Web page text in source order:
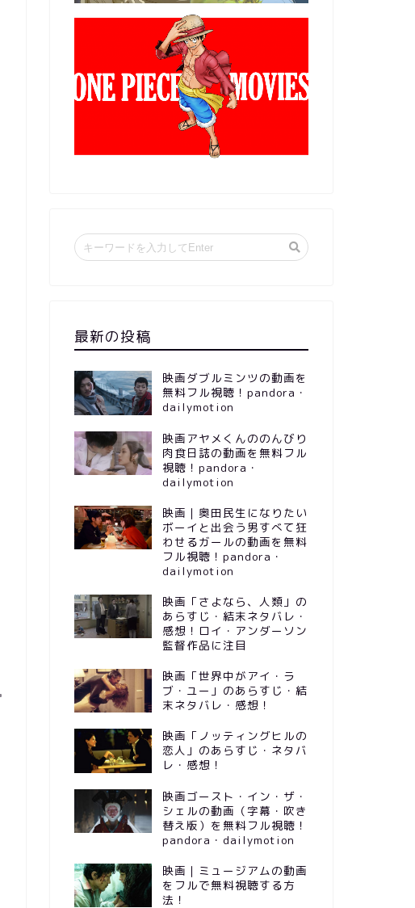
最新の投稿
映画ダブルミンツの動画を
無料フル視聴！pandora・
dailymotion
映画アヤメくんののんびり
肉食日誌の動画を無料フル
視聴！pandora・
dailymotion
映画｜奥田民生になりたい
ボーイと出会う男すべて狂
わせるガールの動画を無料
フル視聴！pandora・
dailymotion
映画「さよなら、人類」の
あらすじ・結末ネタバレ・
感想！ロイ・アンダーソン
監督作品に注目
映画「世界中がアイ・ラ
ブ・ユー」のあらすじ・結
末ネタバレ・感想！
映画「ノッティングヒルの
恋人」のあらすじ・ネタバ
レ・感想！
映画ゴースト・イン・ザ・
シェルの動画（字幕・吹き
替え版）を無料フル視聴！
pandora・dailymotion
映画｜ミュージアムの動画
をフルで無料視聴する方
法！